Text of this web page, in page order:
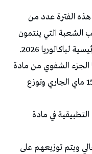
هذه الفترة عدد من
الشعبة التي ينتمون
لباكالوريا 2026.
حوالي 4058 مترشحا الجزء الشفوي من مادة
التربية الموسيقية وذلك خلال يومي 14و 15 ماي الجاري وتوزع
الأشغال التطبيقية في مادة
و21 و22 و23 ماي الحالي ويتم توزيعهم على